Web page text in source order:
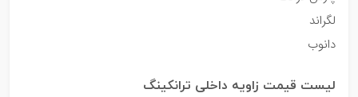
لگراند
دانوب
لیست قیمت زاویه داخلی ترانکینگ